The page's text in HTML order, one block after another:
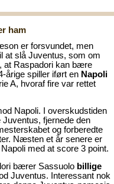
ham
er forsvundet, men
at slå Juventus, som om
at Raspadori kan bære
årige spiller iført en Napoli
A, hvoraf fire var rettet
Napoli. I overskudstiden
fjernede den
og forberedte
Næsten et år senere er
med at score 3 point.
bærer Sassuolo billige
Juventus. Interessant nok